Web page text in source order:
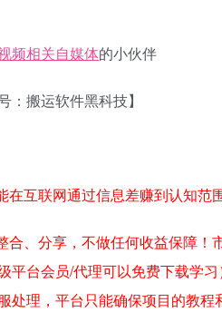
频相关自媒体的小伙伴
：搬运软件黑科技】
在互联网通过信息差赚到认知范
合、分享，不做任何收益保障
平台会员/代理可以免费下载学
处理，平台只能确保项目的教